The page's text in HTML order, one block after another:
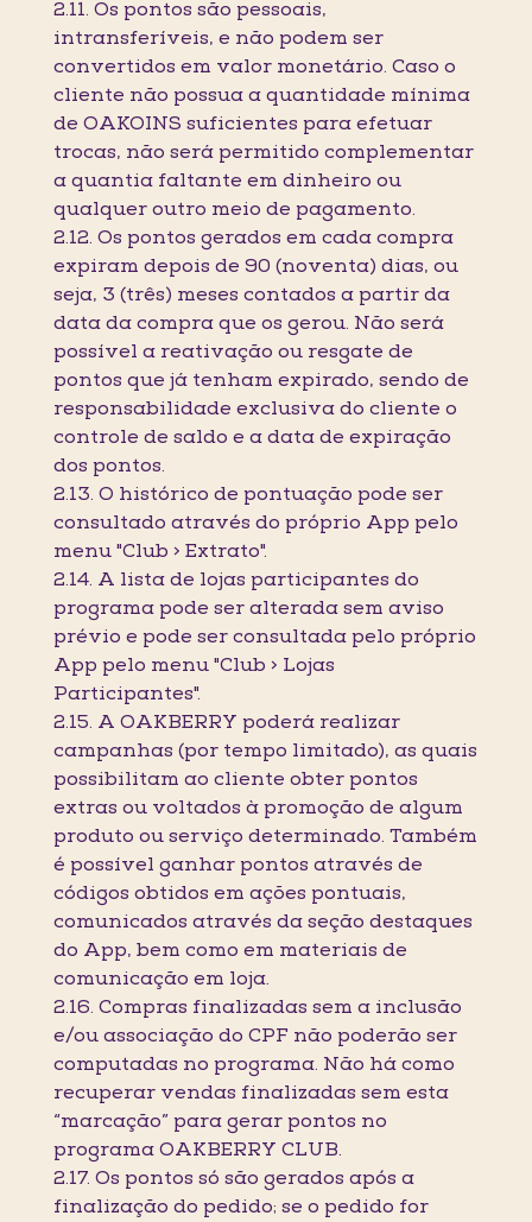
2.11. Os pontos são pessoais,
intransferíveis, e não podem ser
convertidos em valor monetário. Caso o
cliente não possua a quantidade mínima
de OAKOINS suficientes para efetuar
trocas, não será permitido complementar
a quantia faltante em dinheiro ou
qualquer outro meio de pagamento.
2.12. Os pontos gerados em cada compra
expiram depois de 90 (noventa) dias, ou
seja, 3 (três) meses contados a partir da
data da compra que os gerou. Não será
possível a reativação ou resgate de
pontos que já tenham expirado, sendo de
responsabilidade exclusiva do cliente o
controle de saldo e a data de expiração
dos pontos.
2.13. O histórico de pontuação pode ser
consultado através do próprio App pelo
menu "Club > Extrato".
2.14. A lista de lojas participantes do
programa pode ser alterada sem aviso
prévio e pode ser consultada pelo próprio
App pelo menu "Club > Lojas
Participantes".
2.15. A OAKBERRY poderá realizar
campanhas (por tempo limitado), as quais
possibilitam ao cliente obter pontos
extras ou voltados à promoção de algum
produto ou serviço determinado. Também
é possível ganhar pontos através de
códigos obtidos em ações pontuais,
comunicados através da seção destaques
do App, bem como em materiais de
comunicação em loja.
2.16. Compras finalizadas sem a inclusão
e/ou associação do CPF não poderão ser
computadas no programa. Não há como
recuperar vendas finalizadas sem esta
“marcação” para gerar pontos no
programa OAKBERRY CLUB.
2.17. Os pontos só são gerados após a
finalização do pedido; se o pedido for